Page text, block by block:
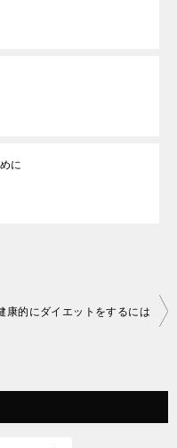
に
康的にダイエットをするには